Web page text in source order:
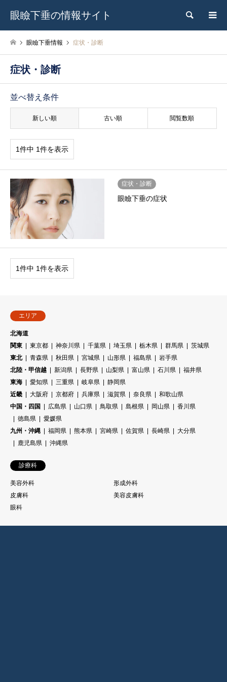
眼瞼下垂の情報サイト 検索
眼瞼下垂情報 症状・診断
症状・診断
並べ替え条件
新しい順 古い順 閲覧数順
1件中 1件を表示
症状・診断
眼瞼下垂の症状
1件中 1件を表示
エリア
北海道
関東
東京都 神奈川県 千葉県 埼玉県 栃木県 群馬県
茨城県
東北
青森県 秋田県 宮城県 山形県 福島県
岩手県
北陸・甲信越
新潟県 長野県 山梨県 富山県 石川県
福井県
東海
愛知県 三重県 岐阜県
静岡県
近畿
大阪府 京都府 兵庫県 滋賀県 奈良県
和歌山県
中国・四国
広島県 山口県 鳥取県 島根県 岡山県
香川県
徳島県
愛媛県
九州・沖縄
福岡県 熊本県 宮崎県 佐賀県 長崎県
大分県
鹿児島県
沖縄県
診療科
美容外科
形成外科
皮膚科
美容皮膚科
眼科